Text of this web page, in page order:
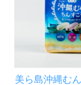
美ら島沖縄む